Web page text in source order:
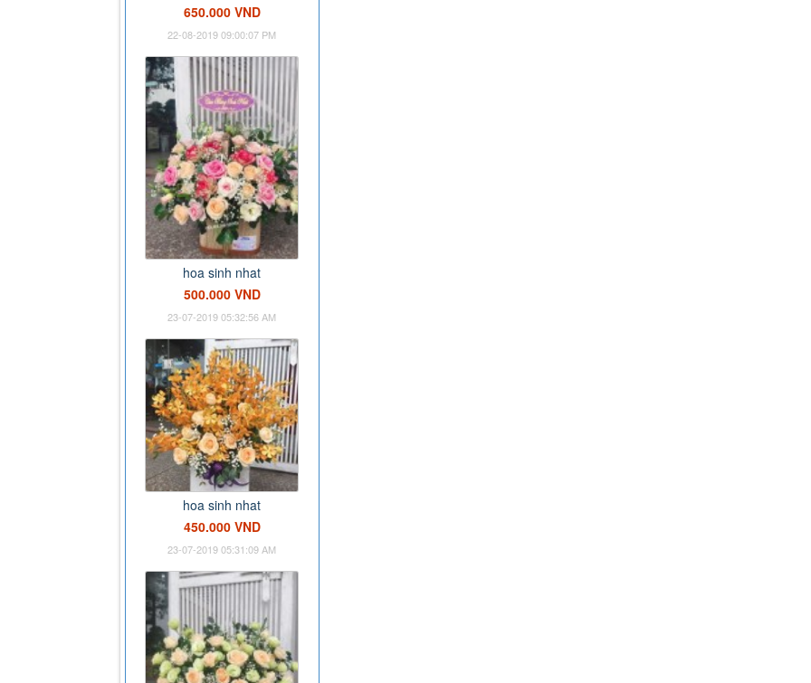
650.000 VND
22-08-2019 09:00:07 PM
hoa sinh nhat
500.000 VND
23-07-2019 05:32:56 AM
hoa sinh nhat
450.000 VND
23-07-2019 05:31:09 AM